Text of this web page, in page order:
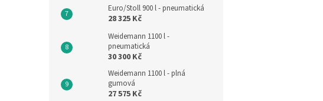
Euro/Stoll 900 l - pneumatická
28 325 Kč
Weidemann 1100 l -
pneumatická
30 300 Kč
Weidemann 1100 l - plná
gumová
27 575 Kč